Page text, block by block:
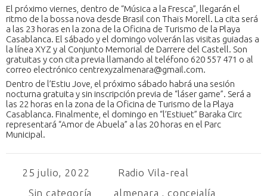
El próximo viernes, dentro de “Música a la Fresca”, llegarán el
ritmo de la bossa nova desde Brasil con Thaïs Morell. La cita será
a las 23 horas en la zona de la Oficina de Turismo de la Playa
Casablanca. El sábado y el domingo volverán las visitas guiadas a
la línea XYZ y al Conjunto Memorial de Darrere del Castell. Son
gratuitas y con cita previa llamando al teléfono 620 557 471 o al
correo electrónico centrexyzalmenara@gmail.com.
Dentro de l’Estiu Jove, el próximo sábado habrá una sesión
nocturna gratuita y sin inscripción previa de “láser game”. Será a
las 22 horas en la zona de la Oficina de Turismo de la Playa
Casablanca. Finalmente, el domingo en “l’Estiuet” Baraka Circ
representará “Amor de Abuela” a las 20 horas en el Parc
Municipal.
25 julio, 2022
Radio Vila-real
Sin categoría
almenara ,concejalía